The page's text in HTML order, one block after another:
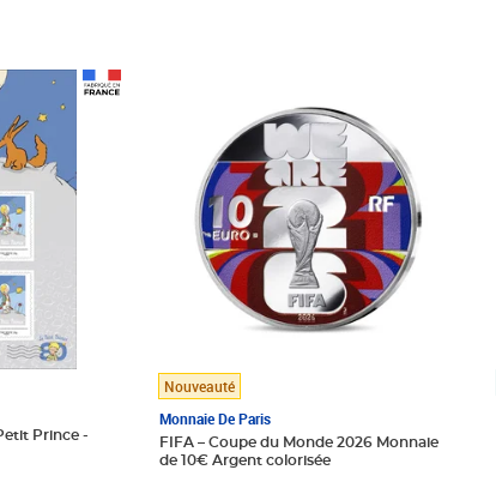
Prince -
Nouveauté
Monnaie De Paris
FIFA – Coupe du Monde 2026 Monnaie
de 10€ Argent colorisée